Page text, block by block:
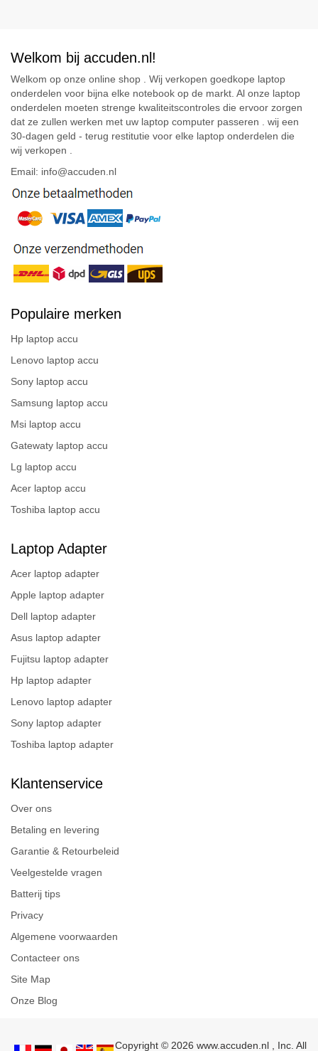
Welkom bij accuden.nl!
Welkom op onze online shop . Wij verkopen goedkope laptop
onderdelen voor bijna elke notebook op de markt. Al onze laptop
onderdelen moeten strenge kwaliteitscontroles die ervoor zorgen
dat ze zullen werken met uw laptop computer passeren . wij een
30-dagen geld - terug restitutie voor elke laptop onderdelen die
wij verkopen .
Email: info@accuden.nl
Populaire merken
Hp laptop accu
Lenovo laptop accu
Sony laptop accu
Samsung laptop accu
Msi laptop accu
Gatewaty laptop accu
Lg laptop accu
Acer laptop accu
Toshiba laptop accu
Laptop Adapter
Acer laptop adapter
Apple laptop adapter
Dell laptop adapter
Asus laptop adapter
Fujitsu laptop adapter
Hp laptop adapter
Lenovo laptop adapter
Sony laptop adapter
Toshiba laptop adapter
Klantenservice
Over ons
Betaling en levering
Garantie & Retourbeleid
Veelgestelde vragen
Batterij tips
Privacy
Algemene voorwaarden
Contacteer ons
Site Map
Onze Blog
Copyright © 2026 www.accuden.nl , Inc. All